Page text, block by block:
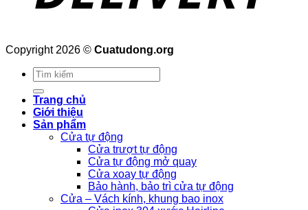
Copyright 2026 © Cuatudong.org
Tìm
kiếm:
Trang chủ
Giới thiệu
Sản phẩm
Cửa tự động
Cửa trượt tự động
Cửa tự động mở quay
Cửa xoay tự động
Bảo hành, bảo trì cửa tự động
Cửa – Vách kính, khung bao inox